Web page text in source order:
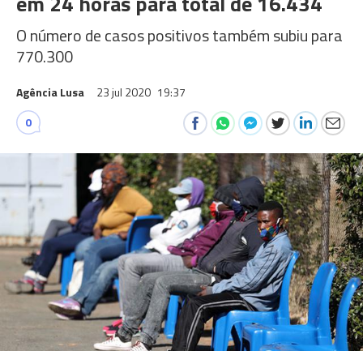
O número de casos positivos também subiu para
770.300
Agência Lusa 23 jul 2020 19:37
0